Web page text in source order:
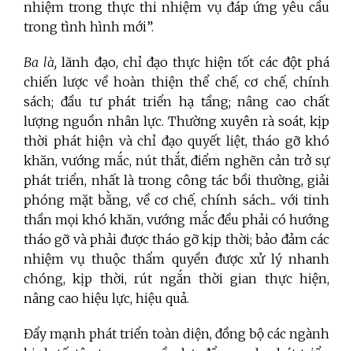
nhiệm trong thực thi nhiệm vụ đáp ứng yêu cầu
trong tình hình mới”.
Ba là, lãnh đạo, chỉ đạo thực hiện tốt các đột phá
chiến lược về hoàn thiện thể chế, cơ chế, chính
sách; đầu tư phát triển hạ tầng; nâng cao chất
lượng nguồn nhân lực. Thường xuyên rà soát, kịp
thời phát hiện và chỉ đạo quyết liệt, tháo gỡ khó
khăn, vướng mắc, nút thắt, điểm nghẽn cản trở sự
phát triển, nhất là trong công tác bồi thường, giải
phóng mặt bằng, về cơ chế, chính sách... với tinh
thần mọi khó khăn, vướng mắc đều phải có hướng
tháo gỡ và phải được tháo gỡ kịp thời; bảo đảm các
nhiệm vụ thuộc thẩm quyền được xử lý nhanh
chóng, kịp thời, rút ngắn thời gian thực hiện,
nâng cao hiệu lực, hiệu quả.
Đẩy mạnh phát triển toàn diện, đồng bộ các ngành